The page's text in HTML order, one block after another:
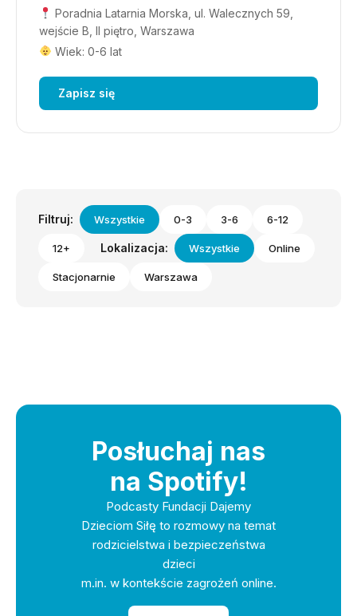
Poradnia Latarnia Morska, ul. Walecznych 59,
wejście B, II piętro, Warszawa
Wiek: 0-6 lat
Zapisz się
Filtruj: Wszystkie 0-3 3-6 6-12
12+ Lokalizacja: Wszystkie Online
Stacjonarnie Warszawa
Posłuchaj nas
na Spotify!
Podcasty Fundacji Dajemy
Dzieciom Siłę to rozmowy na temat
rodzicielstwa i bezpieczeństwa
dzieci
m.in. w kontekście zagrożeń online.